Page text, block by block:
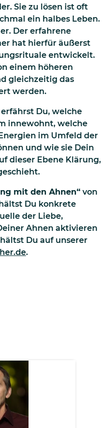
Sie zu lösen ist oft
ein halbes Leben.
Der erfahrene
hat hierfür äußerst
entwickelt.
einem höheren
gleichzeitig das
werden.
Du, welche
innewohnt, welche
im Umfeld der
und wie sie Dein
dieser Ebene Klärung,
mit den Ahnen“ von
Du konkrete
der Liebe,
Ahnen aktivieren
Du auf unserer
.